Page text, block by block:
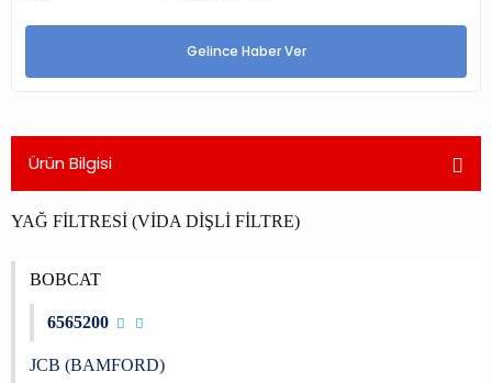
Gelince Haber Ver
Ürün Bilgisi
YAĞ FİLTRESİ (VİDA DİŞLİ FİLTRE)
BOBCAT
6565200
JCB (BAMFORD)